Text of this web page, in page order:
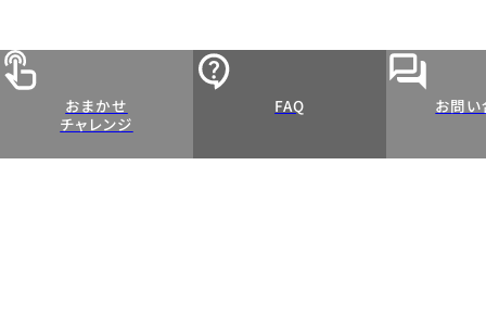
おまかせ
チャレンジ
FAQ お問